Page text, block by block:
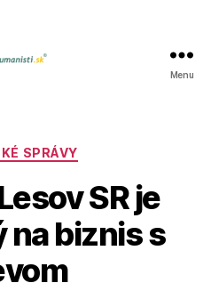
Menu
Kategórie
SPRÁVY
SR je
na biznis s